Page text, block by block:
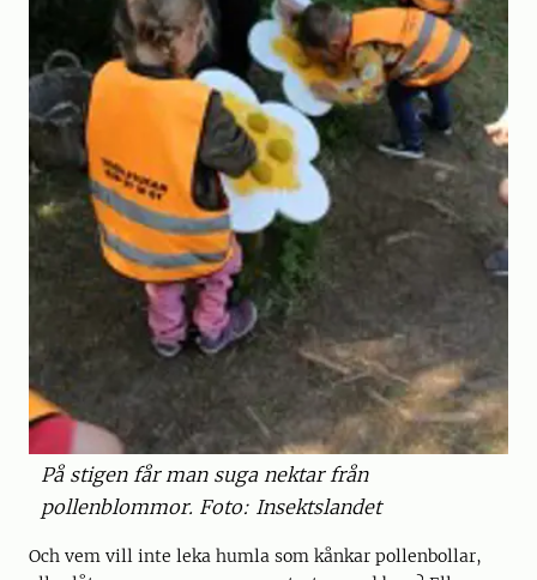
På stigen får man suga nektar från
pollenblommor. Foto: Insektslandet
Och vem vill inte leka humla som kånkar pollenbollar,